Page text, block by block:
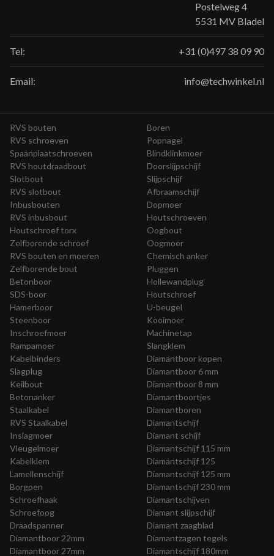
Postelweg 4
5531 MV Bladel
Tel: +31 (0)497 38 09 90
Email: info@techwinkel.nl
RVS bouten
RVS schroeven
Spaanplaatschroeven
RVS houtdraadbout
Slotbout
RVS slotbout
Inbusbouten
RVS inbusbout
Houtschroef torx
Zelfborende schroef
RVS bouten en moeren
Zelfborende bout
Betonboor
SDS-boor
Hamerboor
Steenboor
Boren
Popnagel
Blindklinkmoer
Doorslijpschijf
Slijpschijf
Afbraamschijf
Dopmoer
Houtschroeven
Oogbout
Oogmoer
Chemisch anker
Pluggen
Hollewandplug
Houtschroef
U-beugel
Kooimoer
Inschroefmoer
Rampamoer
Kabelbinders
Slagplug
Keilbout
Betonanker
Staalkabel
RVS Staalkabel
Inslagmoer
Vleugelmoer
Kabelklem
Lamellenschijf
Borgpen
Schroefhaak
Schroefoog
Draadspanner
Machinetap
Slangklem
Diamantboor kopen
Diamantboor 6 mm
Diamantboor 8 mm
Diamantboortjes
Diamantboren
Diamantschijf
Diamant schijf
Diamantschijf 115 mm
Diamantschijf 125
Diamantschijf 125 mm
Diamantschijf 230 mm
Diamantschijven
Diamant slijpschijf
Diamant zaagblad
Diamantboor 22mm
Diamantboor 27mm
Diamantzagen tegels
Diamantschijf 180mm